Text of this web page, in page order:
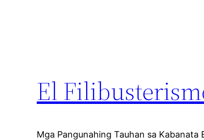
El
Mga Pangunahing Tauhan sa Kabanata